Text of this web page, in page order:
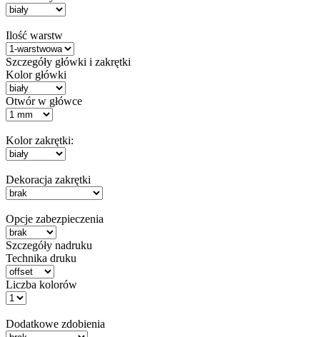
Ilość warstw
Szczegóły główki i zakrętki
Kolor główki
Otwór w główce
Kolor zakrętki:
Dekoracja zakrętki
Opcje zabezpieczenia
Szczegóły nadruku
Technika druku
Liczba kolorów
Dodatkowe zdobienia